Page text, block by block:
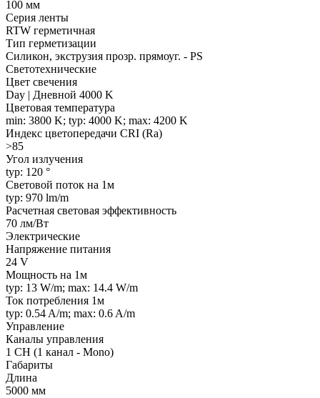
100 мм
Серия ленты
RTW герметичная
Тип герметизации
Силикон, экструзия прозр. прямоуг. - PS
Светотехнические
Цвет свечения
Day | Дневной 4000 K
Цветовая температура
min: 3800 K; typ: 4000 K; max: 4200 K
Индекс цветопередачи CRI (Ra)
>85
Угол излучения
typ: 120 °
Световой поток на 1м
typ: 970 lm/m
Расчетная световая эффективность
70 лм/Вт
Электрические
Напряжение питания
24 V
Мощность на 1м
typ: 13 W/m; max: 14.4 W/m
Ток потребления 1м
typ: 0.54 A/m; max: 0.6 A/m
Управление
Каналы управления
1 CH (1 канал - Mono)
Габариты
Длина
5000 мм